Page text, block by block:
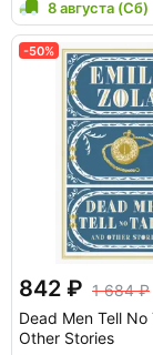
8 августа (Сб)
-50%
842
1 684
Dead Men Tell No
Other Stories